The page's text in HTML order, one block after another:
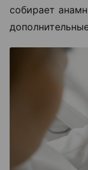
собирает